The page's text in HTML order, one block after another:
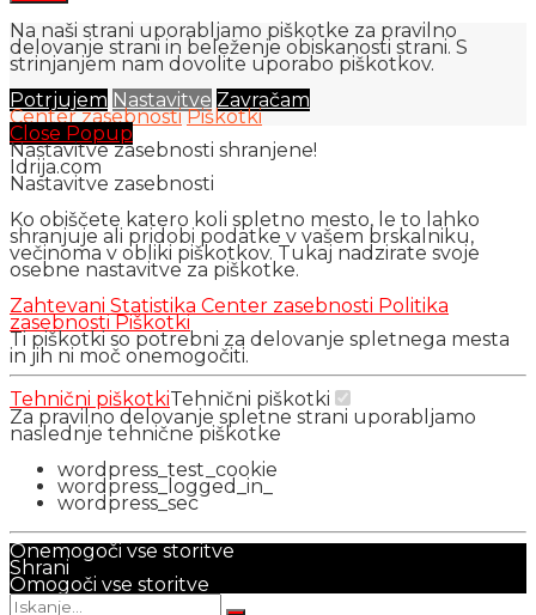
Na naši strani uporabljamo piškotke za pravilno
delovanje strani in beleženje obiskanosti strani. S
strinjanjem nam dovolite uporabo piškotkov.
Potrjujem Nastavitve Zavračam
Center zasebnosti Piškotki
Close Popup
Nastavitve zasebnosti shranjene!
Idrija.com
Nastavitve zasebnosti
Ko obiščete katero koli spletno mesto, le to lahko
shranjuje ali pridobi podatke v vašem brskalniku,
večinoma v obliki piškotkov. Tukaj nadzirate svoje
osebne nastavitve za piškotke.
Zahtevani Statistika Center zasebnosti Politika
zasebnosti Piškotki
Ti piškotki so potrebni za delovanje spletnega mesta
in jih ni moč onemogočiti.
Tehnični piškotkiTehnični piškotki
Za pravilno delovanje spletne strani uporabljamo
naslednje tehnične piškotke
wordpress_test_cookie
wordpress_logged_in_
wordpress_sec
Onemogoči vse storitve
Shrani
Omogoči vse storitve